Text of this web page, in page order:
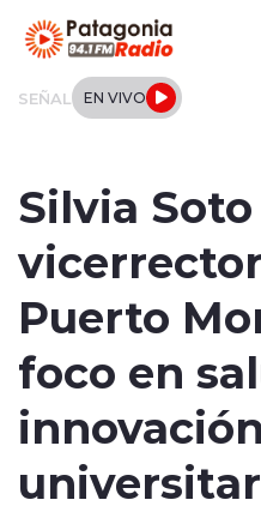
SEÑAL EN VIVO
Internacional
Deportes
Silvia
Puerto
foco en